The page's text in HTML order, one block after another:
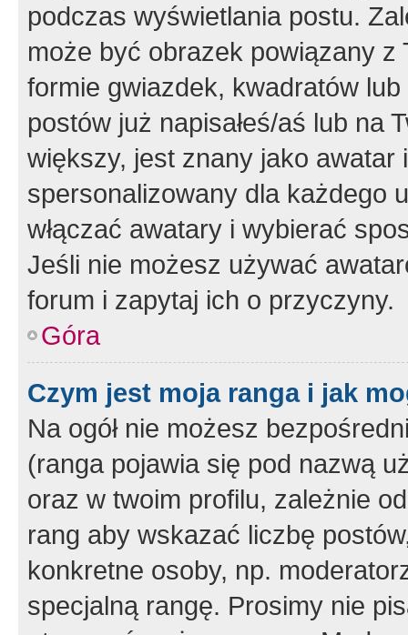
podczas wyświetlania postu.
może być obrazek powiązany z
formie gwiazdek, kwadratów
postów już napisałeś/aś lub na
większy, jest znany jako
spersonalizowany dla każdego
włączać awatary i wybierać
Jeśli nie możesz używać
forum i zapytaj ich o przyczyny.
Góra
Czym jest moja ranga i jak
Na ogół nie możesz
(ranga pojawia się pod nazwą
oraz w twoim profilu, zależnie
rang aby wskazać liczbę
konkretne osoby, np.
specjalną rangę. Prosimy nie